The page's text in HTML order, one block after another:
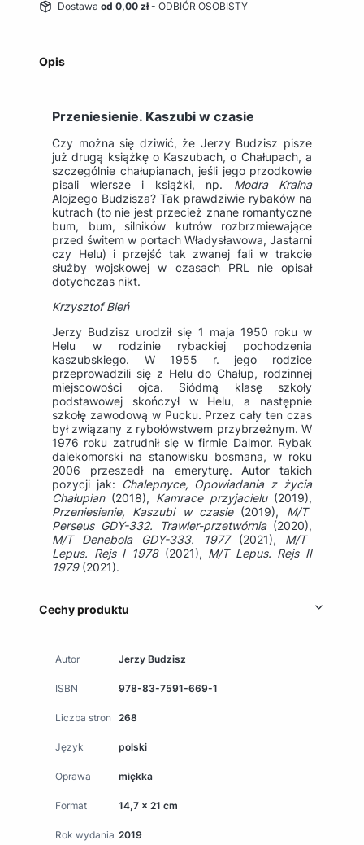
Dostawa od 0,00 zł- ODBIÓR OSOBISTY
Opis
Przeniesienie. Kaszubi w czasie
Czy można się dziwić, że Jerzy Budzisz pisze
już drugą książkę o Kaszubach, o Chałupach, a
szczególnie chałupianach, jeśli jego przodkowie
pisali wiersze i książki, np. Modra Kraina
Alojzego Budzisza? Tak prawdziwie rybaków na
kutrach (to nie jest przecież znane romantyczne
bum, bum, silników kutrów rozbrzmiewające
przed świtem w portach Władysławowa, Jastarni
czy Helu) i przejść tak zwanej fali w trakcie
służby wojskowej w czasach PRL nie opisał
dotychczas nikt.
Krzysztof Bień
Jerzy Budzisz urodził się 1 maja 1950 roku w
Helu w rodzinie rybackiej pochodzenia
kaszubskiego. W 1955 r. jego rodzice
przeprowadzili się z Helu do Chałup, rodzinnej
miejscowości ojca. Siódmą klasę szkoły
podstawowej skończył w Helu, a następnie
szkołę zawodową w Pucku. Przez cały ten czas
był związany z rybołówstwem przybrzeżnym. W
1976 roku zatrudnił się w firmie Dalmor. Rybak
dalekomorski na stanowisku bosmana, w roku
2006 przeszedł na emeryturę. Autor takich
pozycji jak:
Chalepnyce, Opowiadania z życia
Chałupian (2018), Kamrace przyjacielu (2019),
Przeniesienie, Kaszubi w czasie (2019), M/T
Perseus GDY-332. Trawler-przetwórnia (2020),
M/T Denebola GDY-333. 1977 (2021), M/T
Lepus. Rejs I 1978 (2021), M/T Lepus. Rejs II
1979 (2021).
Cechy produktu
Autor Jerzy Budzisz
ISBN 978-83-7591-669-1
Liczba stron 268
Język polski
Oprawa miękka
Format 14,7 x 21 cm
Rok wydania 2019